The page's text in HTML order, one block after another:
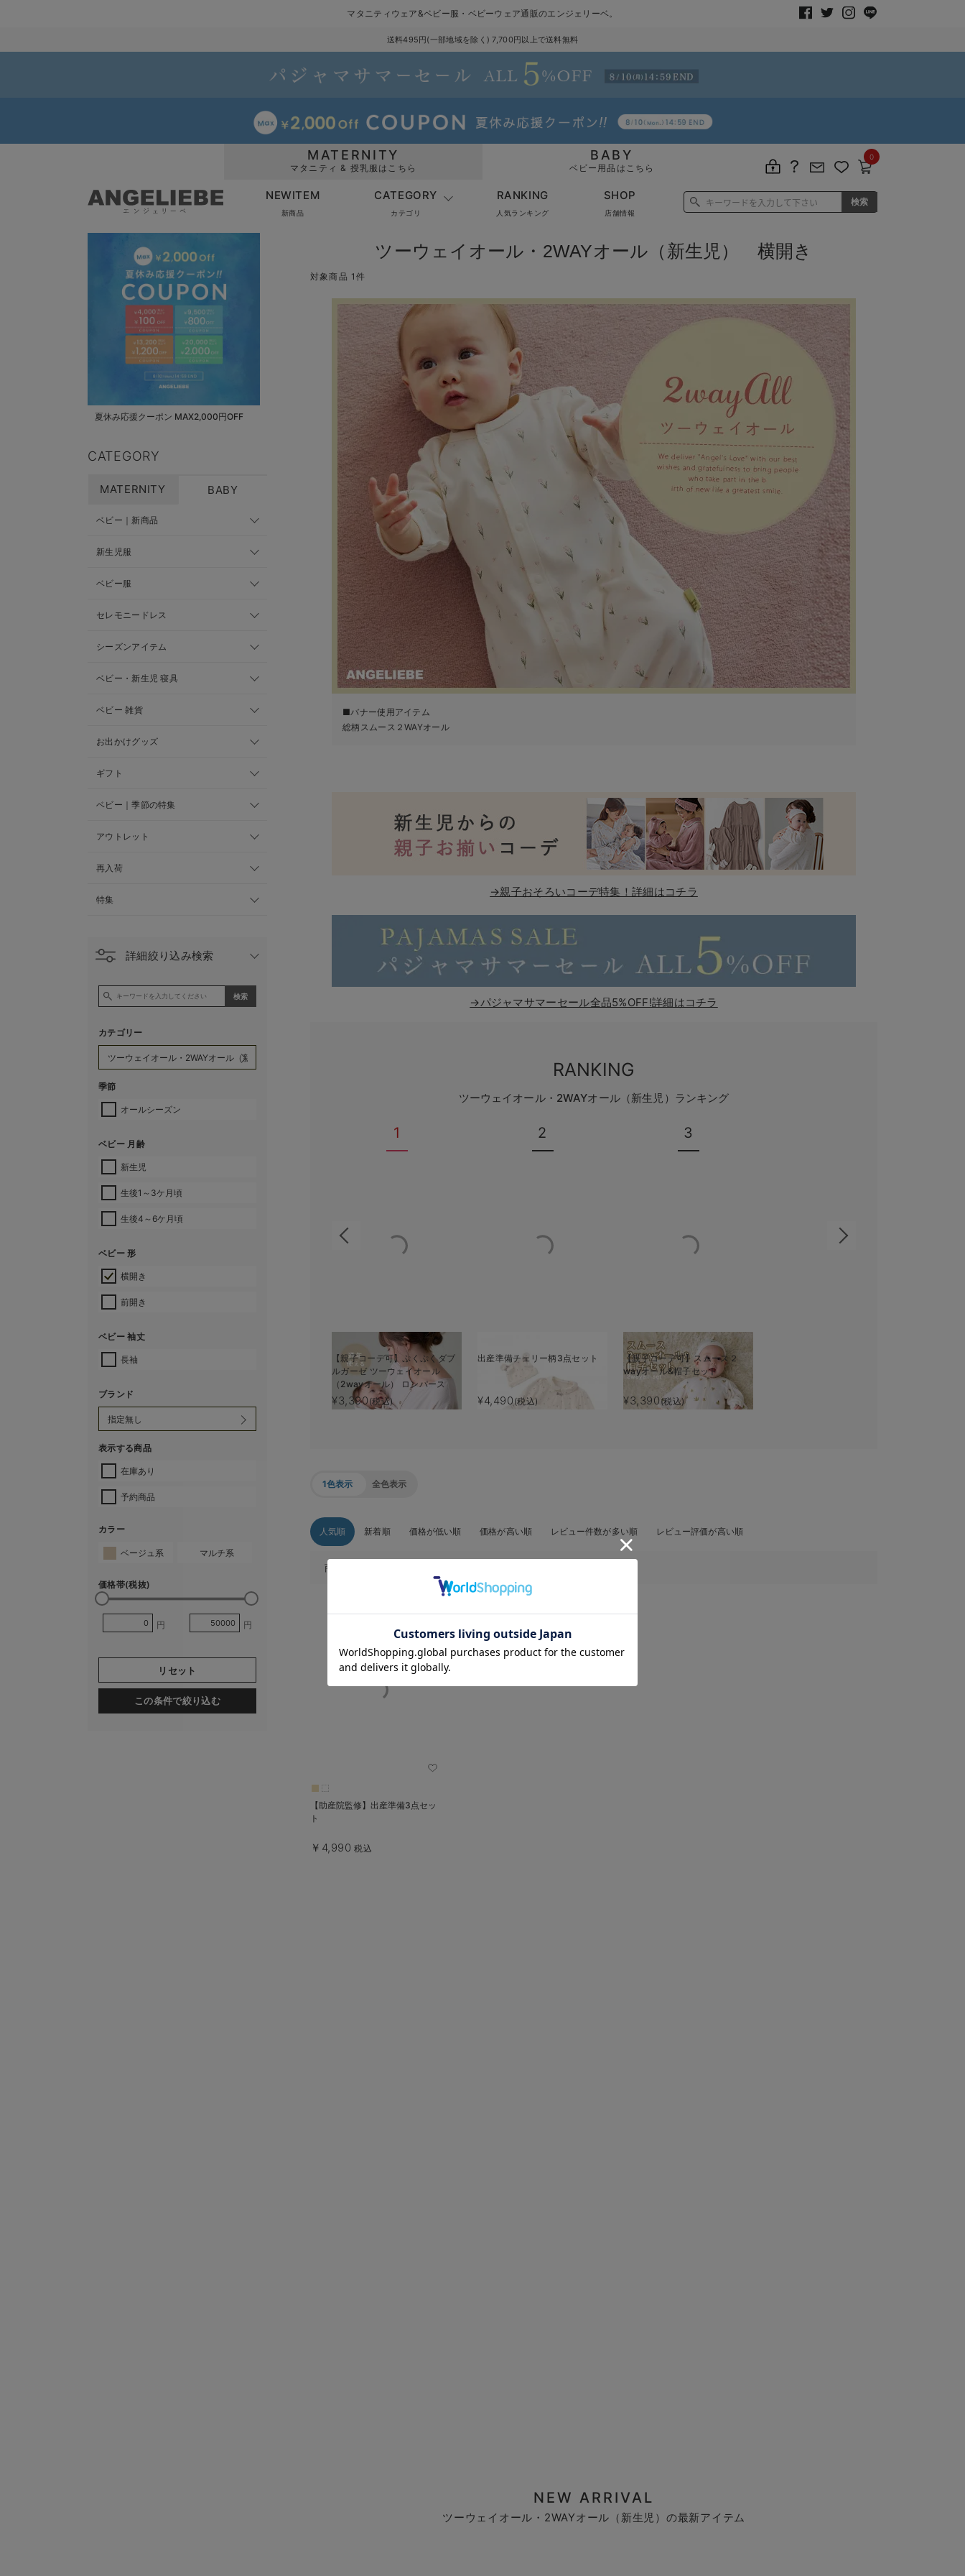
マタニティウェア&ベビー服・ベビーウェア通販のエンジェリーベ。
送料495円(一部地域を除く) 7,700円以上で送料無料
MATERNITY
マタニティ & 授乳服はこちら
BABY
ベビー用品はこちら
0
NEWITEM
新商品
CATEGORY
カテゴリ
RANKING
人気ランキング
SHOP
店舗情報
夏休み応援クーポン MAX2,000円OFF
CATEGORY
MATERNITY BABY
ベビー｜新商品
新生児服
ベビー服
セレモニードレス
シーズンアイテム
ベビー・新生児 寝具
ベビー 雑貨
お出かけグッズ
ギフト
ベビー｜季節の特集
アウトレット
再入荷
特集
詳細絞り込み検索
カテゴリー
季節
オールシーズン
ベビー 月齢
新生児
生後1～3ケ月頃
生後4～6ケ月頃
ベビー 形
横開き
前開き
ベビー 袖丈
長袖
ブランド
表示する商品
在庫あり
予約商品
カラー
ベージュ系 マルチ系
価格帯(税抜)
円 円
リセット
この条件で絞り込む
ツーウェイオール・2WAYオール（新生児） 横開き
対象商品 1件
■バナー使用アイテム
総柄スムース２WAYオール
→親子おそろいコーデ特集！詳細はコチラ
→パジャマサマーセール全品5%OFF!詳細はコチラ
RANKING
ツーウェイオール・2WAYオール（新生児）ランキング
1
【親子コーデ可】ぷくぷくダブ
ルガーゼ ツーウェイオール
（2wayオール） ロンパース
¥3,390 (税込)
2
出産準備チェリー柄3点セット
¥4,490 (税込)
3
【親子コーデ可】スムース２
wayオール&帽子セット
¥3,390 (税込)
1色表示 全色表示
人気順 新着順 価格が低い順 価格が高い順 レビュー件数が多い順 レビュー評価が高い順
商品一覧
【助産院監修】出産準備3点セッ
ト
￥4,990 税込
NEW ARRIVAL
ツーウェイオール・2WAYオール（新生児）の最新アイテム
お気に入り商品を確認する